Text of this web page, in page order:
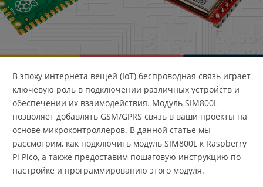
В эпоху интернета вещей (IoT) беспроводная связь играет
ключевую роль в подключении различных устройств и
обеспечении их взаимодействия. Модуль SIM800L
позволяет добавлять GSM/GPRS связь в ваши проекты на
основе микроконтроллеров. В данной статье мы
рассмотрим, как подключить модуль SIM800L к Raspberry
Pi Pico, а также предоставим пошаговую инструкцию по
настройке и программированию этого модуля.